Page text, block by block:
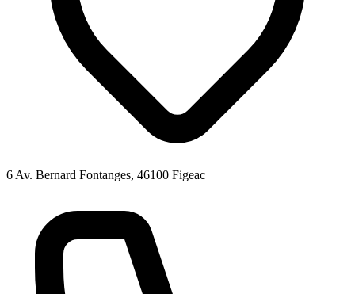
6 Av. Bernard Fontanges, 46100 Figeac